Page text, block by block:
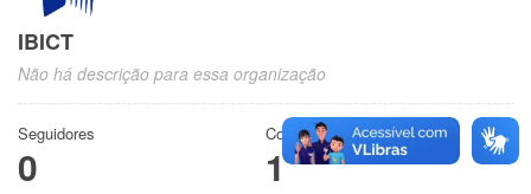
IBICT
Não há descrição para essa organização
Seguidores
0
Conjuntos de dados
1